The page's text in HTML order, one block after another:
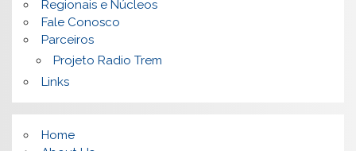
Regionais e Núcleos
Fale Conosco
Parceiros
Projeto Radio Trem
Links
Home